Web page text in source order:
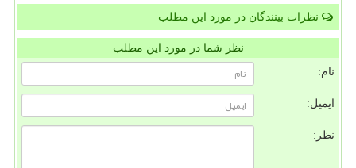
نظرات بینندگان در مورد این مطلب
نظر شما در مورد این مطلب
نام:
ایمیل:
نظر: